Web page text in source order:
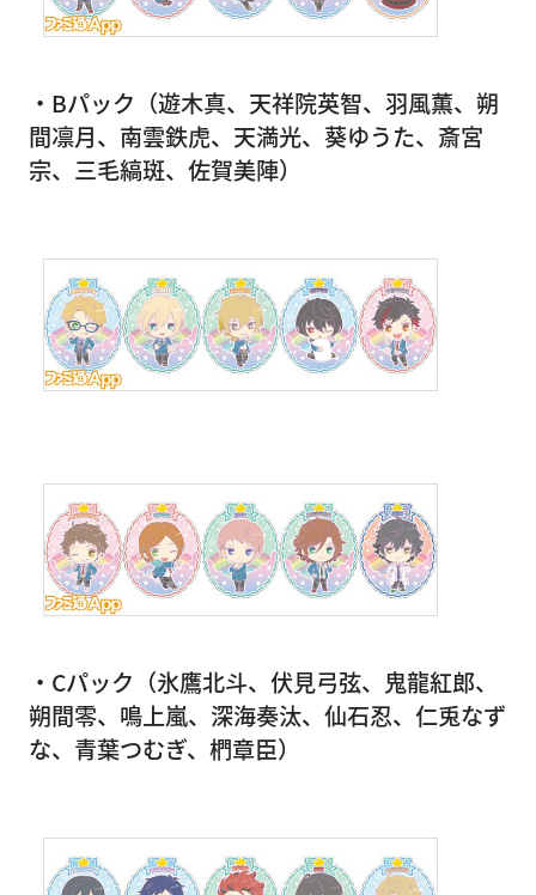
・Bパック（遊木真、天祥院英智、羽風薫、朔
間凛月、南雲鉄虎、天満光、葵ゆうた、斎宮
宗、三毛縞斑、佐賀美陣）
・Cパック（氷鷹北斗、伏見弓弦、鬼龍紅郎、
朔間零、鳴上嵐、深海奏汰、仙石忍、仁兎なず
な、青葉つむぎ、椚章臣）